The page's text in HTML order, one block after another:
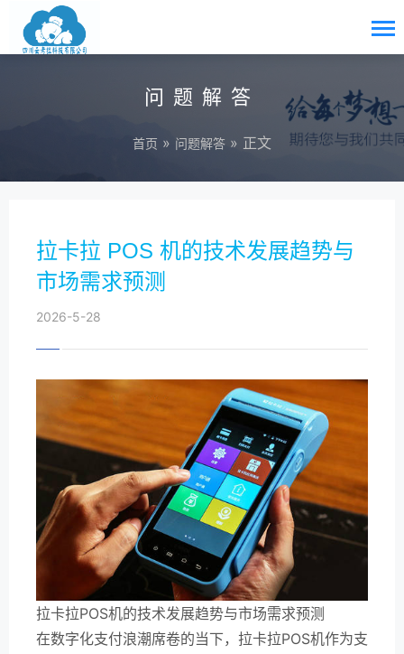
问题解答
首页 » 问题解答 » 正文
拉卡拉 POS 机的技术发展趋势与
市场需求预测
2026-5-28
拉卡拉POS机的技术发展趋势与市场需求预测
在数字化支付浪潮席卷的当下，拉卡拉POS机作为支